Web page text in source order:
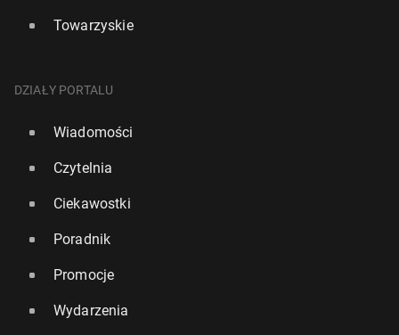
Towarzyskie
DZIAŁY PORTALU
Wiadomości
Czytelnia
Ciekawostki
Poradnik
Promocje
Wydarzenia